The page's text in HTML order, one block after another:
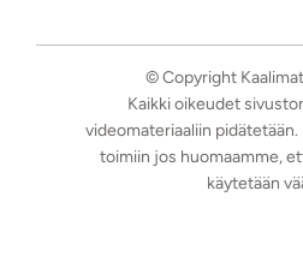
© Copyright
Kaikki oikeudet
videomateriaaliin
toimiin jos huomaamme,
käytetään